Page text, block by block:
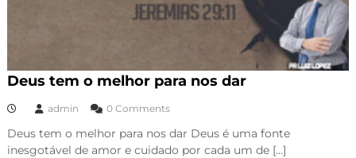
Deus tem o melhor para nos dar
admin 0 Comments
Deus tem o melhor para nos dar Deus é uma fonte
inesgotável de amor e cuidado por cada um de […]